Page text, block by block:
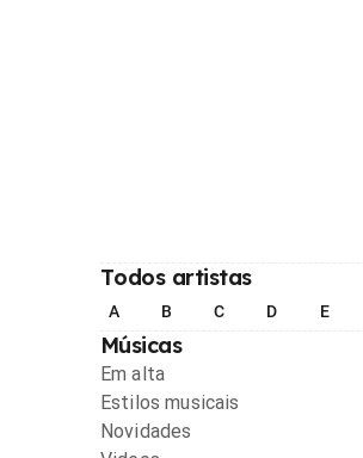
Todos artistas
A B C D E
Músicas
Em alta
Estilos musicais
Novidades